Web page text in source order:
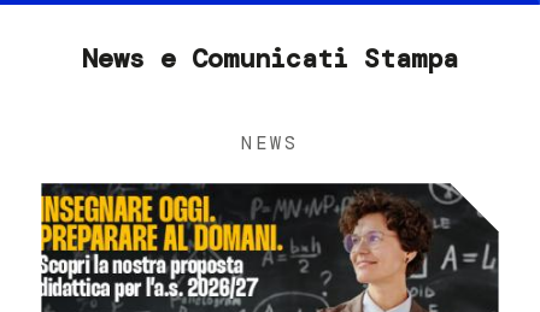
News e Comunicati Stampa
NEWS